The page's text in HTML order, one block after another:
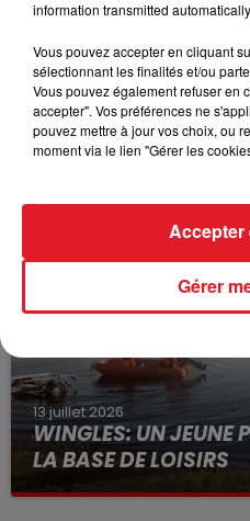
15 juillet 2026
BÉTHUNE: ENQUÊTE
Selon les premiers
à des prostituées
13 juillet 2026
WINGLES: UN JEUNE
LA BASE DE LOISIRS
La victime a coulé à pic
information transmitted
Vous pouvez accepter en cliquant
sélectionnant les finalités et/ou
Vous pouvez également refuser en
accepter". Vos préférences ne
pouvez mettre à jour vos choix, ou
moment via le lien "Gérer les
Gérer
Accepter